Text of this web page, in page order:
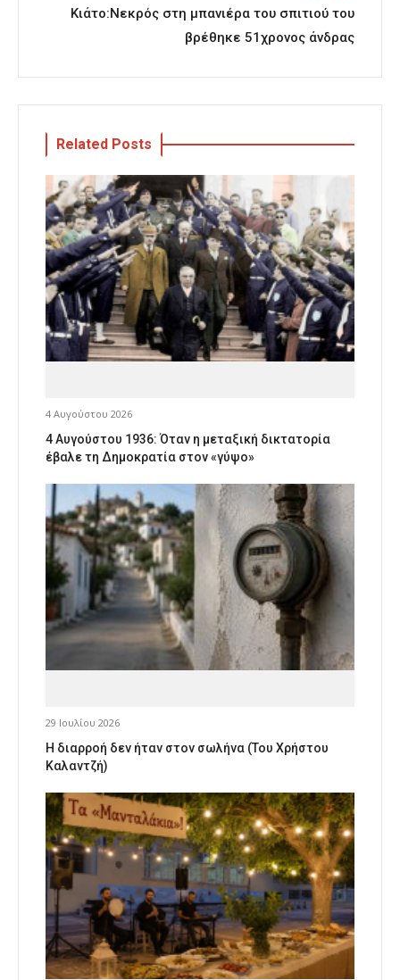
Κιάτο:Νεκρός στη μπανιέρα του σπιτιού του
βρέθηκε 51χρονος άνδρας
Related Posts
4 Αυγούστου 2026
4 Αυγούστου 1936: Όταν η μεταξική δικτατορία
έβαλε τη Δημοκρατία στον «γύψο»
29 Ιουλίου 2026
Η διαρροή δεν ήταν στον σωλήνα (Του Χρήστου
Καλαντζή)